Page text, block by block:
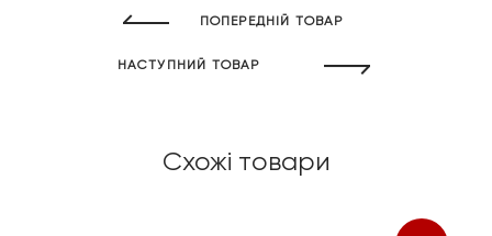
ПОПЕРЕДНІЙ ТОВАР
НАСТУПНИЙ ТОВАР
Схожі товари